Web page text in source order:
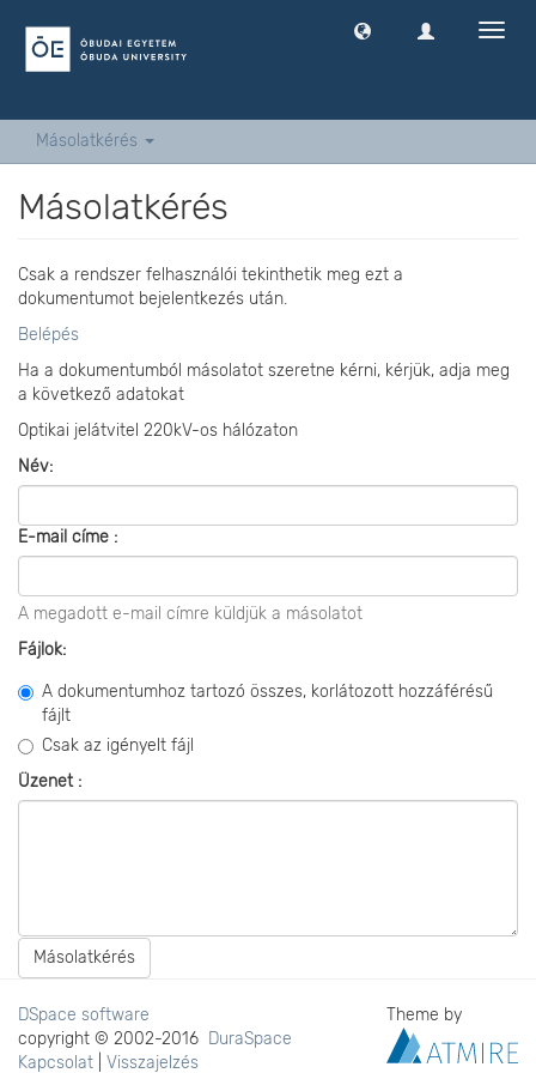
Másolatkérés
Másolatkérés
Csak a rendszer felhasználói tekinthetik meg ezt a
dokumentumot bejelentkezés után.
Belépés
Ha a dokumentumból másolatot szeretne kérni, kérjük, adja meg
a következő adatokat
Optikai jelátvitel 220kV-os hálózaton
Név:
E-mail címe :
A megadott e-mail címre küldjük a másolatot
Fájlok:
A dokumentumhoz tartozó összes, korlátozott hozzáférésű
fájlt
Csak az igényelt fájl
Üzenet :
Másolatkérés
DSpace software
copyright © 2002-2016 DuraSpace
Kapcsolat
Visszajelzés
Theme by